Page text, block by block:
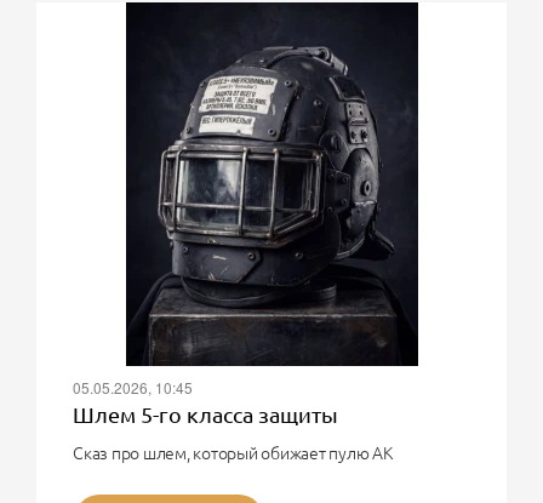
05.05.2026, 10:45
Шлем 5-го класса защиты
Сказ про шлем, который обижает пулю АК
О, великий воин! Твоя мечта - шлем 5-го класса